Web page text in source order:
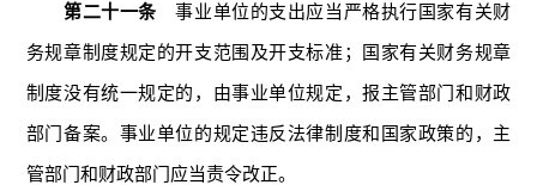
第二十一条事业单位的支出应当严格执行国家有关财
务规章制度规定的开支范围及开支标准；国家有关财务规章
制度没有统一规定的，由事业单位规定，报主管部门和财政
部门备案。事业单位的规定违反法律制度和国家政策的，主
管部门和财政部门应当责令改正。